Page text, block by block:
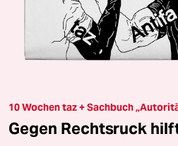
10 Wochen taz + Sachbuch
Gegen Rechtsruck